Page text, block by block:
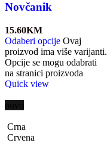
Novčanik
15.60KM
Odaberi opcije Ovaj
proizvod ima više varijanti.
Opcije se mogu odabrati
na stranici proizvoda
Quick view
Crna
Crvena